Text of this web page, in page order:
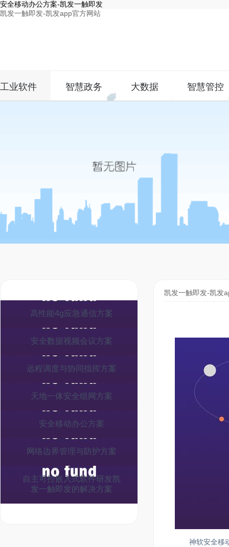
安全移动办公方案-凯发一触即发
凯发一触即发-凯发app官方网站
工业软件 智慧政务 大数据 智慧管控
高性能4g应急通信方案
安全数据视频会议方案
远程调度与协同指挥方案
天地一体安全组网方案
安全移动办公方案
网络边界管理与防护方案
自主可控嵌入式软件研发凯
发一触即发的解决方案
凯发一触即发-凯发
神软安全移